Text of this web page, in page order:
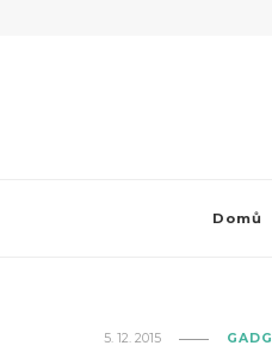
Domů
5. 12. 2015